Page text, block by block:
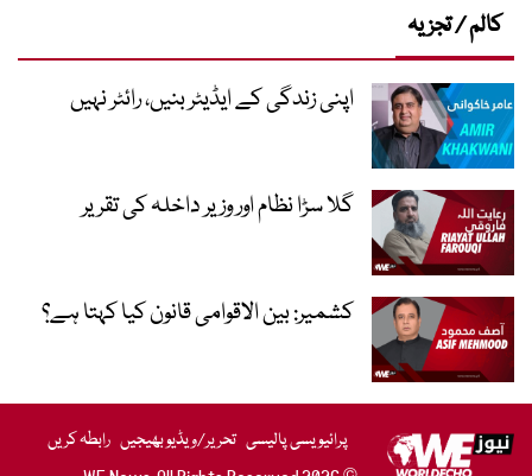
کالم / تجزیہ
اپنی زندگی کے ایڈیٹر بنیں، رائٹر نہیں
گلا سڑا نظام اور وزیر داخلہ کی تقریر
کشمیر: بین الاقوامی قانون کیا کہتا ہے؟
پرائیویسی پالیسی تحریر/ویڈیو بھیجیں رابطہ کریں